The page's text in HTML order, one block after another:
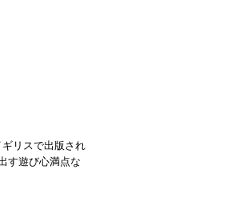
リスで出版され
す遊び心満点な